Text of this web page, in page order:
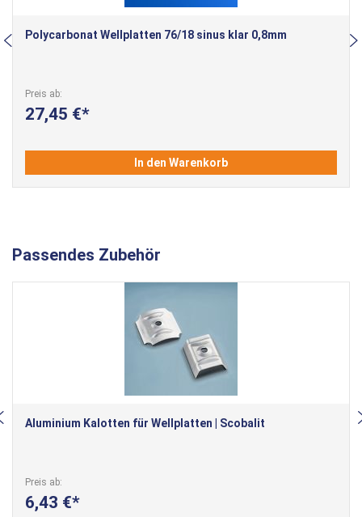
Polycarbonat Wellplatten 76/18 sinus klar 0,8mm
Preis ab
27,45 €
In den Warenkorb
Passendes Zubehör
Aluminium Kalotten für Wellplatten | Scobalit
Preis ab
6,43 €